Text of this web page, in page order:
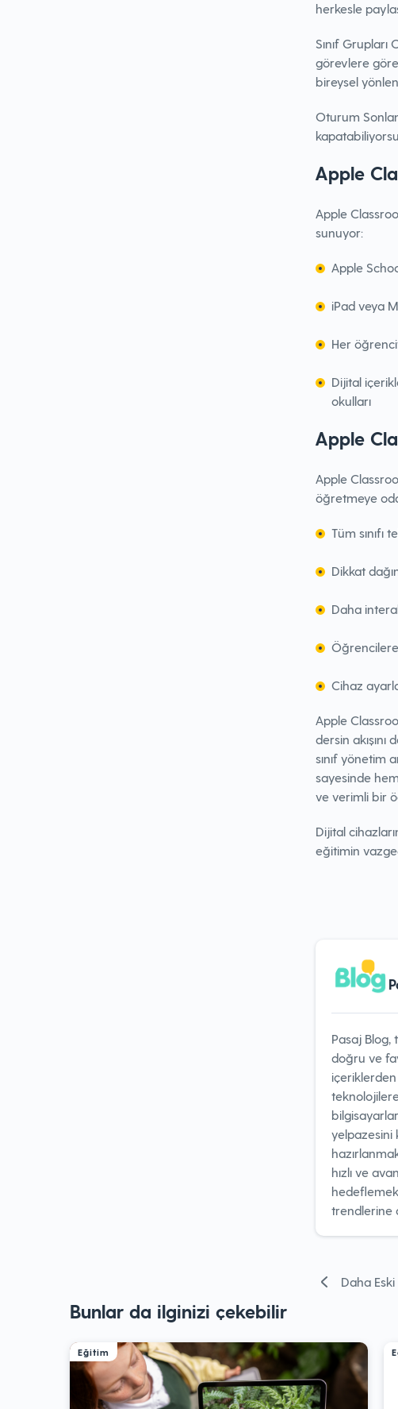
herkesle
Sınıf
görevlere göre
bireysel
Oturum
Apple
Apple
sunuyor:
Apple
iPad veya
Her
Dijital
okulları
Apple
Apple
öğretmeye
Tüm
Dikkat
Daha
Cihaz
Apple
dersin
sınıf yönetim
sayesinde
ve verimli bir
Dijital
eğitimin
Pasaj Blog,
doğru ve
içeriklerden
yelpazesini
hızlı ve
trendlerine
Yazı
Daha Eski
Bunlar da ilginizi çekebilir
Eğitim